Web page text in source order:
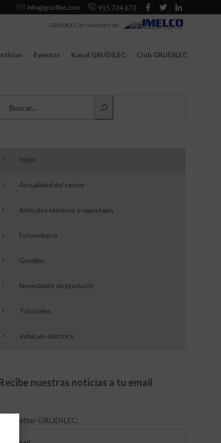
info@grudilec.com 915 734 672
Eventos Kanal GRUDILEC Club GRUDILEC
GRUDILEC es miembro de
Inicio
Actualidad del sector
Artículos técnicos y reportajes
Fotovoltaica
Grudilec
Novedades de producto
Tutoriales
Vehículo eléctrico
nuestras noticias a tu email
Newsletter GRUDILEC: